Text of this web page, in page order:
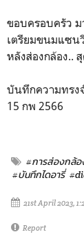
ขอบครอบครัว
เตรียมขนมแซน
หลังส่องกล้อง..
บันทึกความทรง
15 กพ 2566
#การส่องกล้อ
#บันทึกไดอารี่
21st April 2023,
Report